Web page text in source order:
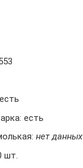
есть
нет данных
шт.